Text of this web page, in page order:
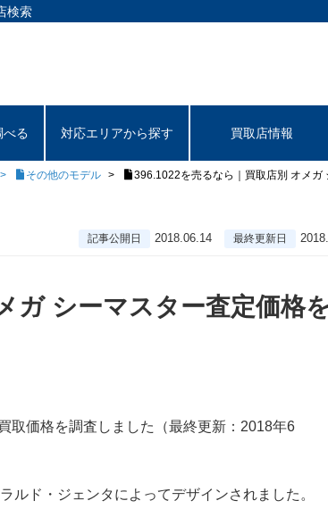
検索
べる 対応エリアから探す 買取店情報
その他のモデル 396.1022を売るなら｜買取店別 オメガ
記事公開日 2018.06.14 最終更新日
ガ シーマスター査定価格
取価格を調査しました（最終更新：2018年6
ルド・ジェンタによってデザインされました。